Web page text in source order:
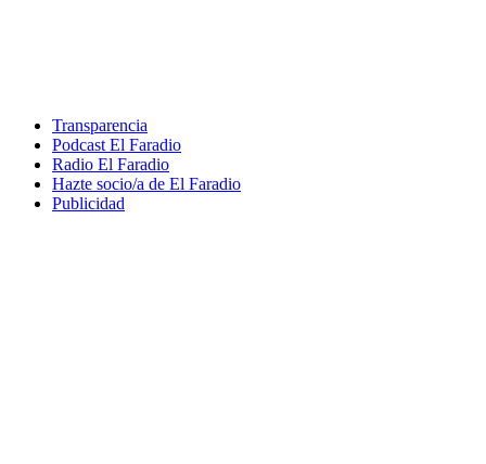
Transparencia
Podcast El Faradio
Radio El Faradio
Hazte socio/a de El Faradio
Publicidad